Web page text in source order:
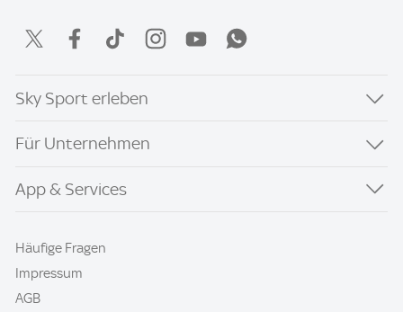
Sky Sport erleben
Für Unternehmen
App & Services
Häufige Fragen
Impressum
AGB